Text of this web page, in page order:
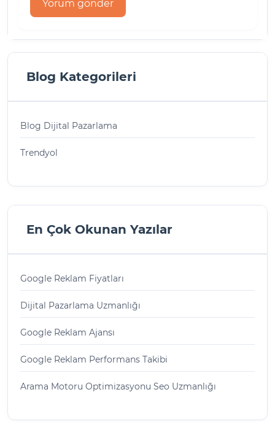
Blog Kategorileri
Blog Dijital Pazarlama
Trendyol
En Çok Okunan Yazılar
Google Reklam Fiyatları
Dijital Pazarlama Uzmanlığı
Google Reklam Ajansı
Google Reklam Performans Takibi
Arama Motoru Optimizasyonu Seo Uzmanlığı